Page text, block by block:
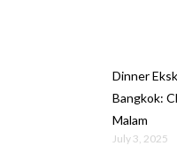
Dinner
Bangkok:
Malam
July 3, 2025